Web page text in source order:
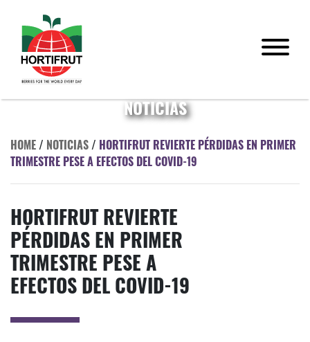
NOTICIAS
HOME / NOTICIAS / HORTIFRUT REVIERTE PÉRDIDAS EN PRIMER
TRIMESTRE PESE A EFECTOS DEL COVID-19
HORTIFRUT REVIERTE
PÉRDIDAS EN PRIMER
TRIMESTRE PESE A
EFECTOS DEL COVID-19